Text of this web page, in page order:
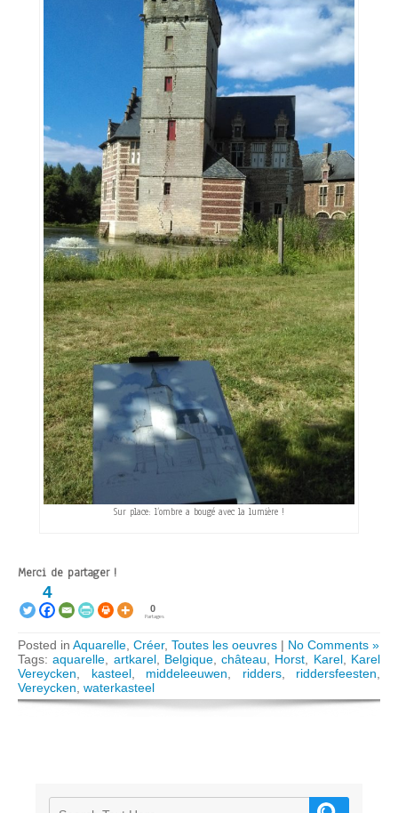
Sur place: l’ombre a bougé avec la lumière !
Merci de partager !
4
0
Partages
Posted in Aquarelle, Créer, Toutes les oeuvres | No Comments »
Tags:aquarelle, artkarel, Belgique,château, Horst, Karel, Karel
Vereycken, kasteel, middeleeuwen, ridders, riddersfeesten,
Vereycken, waterkasteel